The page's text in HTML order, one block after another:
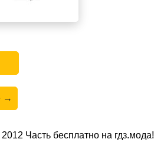
→
Часть бесплатно на гдз.мода!